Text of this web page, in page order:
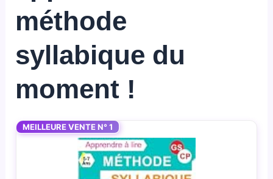
méthode
syllabique du
moment !
MEILLEURE VENTE N° 1